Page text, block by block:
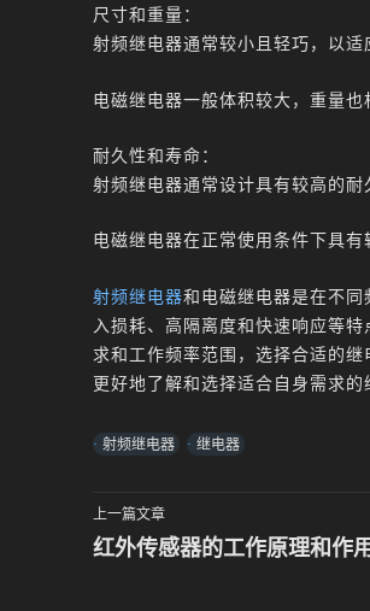
尺寸和重量：
射频继电器通常较小且轻巧，以适
电磁继电器一般体积较大，重量也
耐久性和寿命：
射频继电器通常设计具有较高的耐
电磁继电器在正常使用条件下具有
射频继电器和电磁继电器是在不
入损耗、高隔离度和快速响应等
求和工作频率范围，选择合适的
更好地了解和选择适合自身需求的
射频继电器 继电器
文
上一篇文章
红外传感器的工作原理和作用